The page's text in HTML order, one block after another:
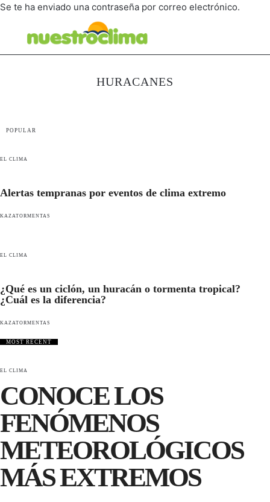
Se te ha enviado una contraseña por correo electrónico.
HURACANES
POPULAR
EL CLIMA
Alertas tempranas por eventos de clima extremo
KAZATORMENTAS
EL CLIMA
¿Qué es un ciclón, un huracán o tormenta tropical?
¿Cuál es la diferencia?
KAZATORMENTAS
MOST RECENT
EL CLIMA
CONOCE LOS
FENÓMENOS
METEOROLÓGICOS
MÁS EXTREMOS